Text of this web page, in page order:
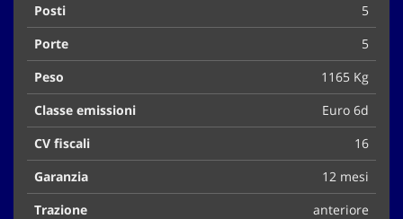
Posti
5
Porte
5
Peso
1165 Kg
Classe emissioni
Euro 6d
CV fiscali
16
Garanzia
12 mesi
Trazione
anteriore